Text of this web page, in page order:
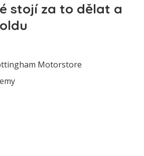
stojí za to dělat a
Motorstore